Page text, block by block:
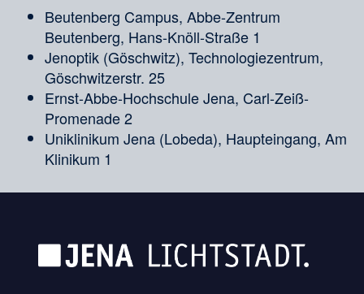
Beutenberg Campus, Abbe-Zentrum
Beutenberg, Hans-Knöll-Straße 1
Jenoptik (Göschwitz), Technologiezentrum,
Göschwitzerstr. 25
Ernst-Abbe-Hochschule Jena, Carl-Zeiß-
Promenade 2
Uniklinikum Jena (Lobeda), Haupteingang, Am
Klinikum 1